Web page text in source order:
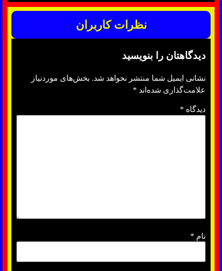
نظرات کاربران
دیدگاهتان را بنویسید
نشانی ایمیل شما منتشر نخواهد شد. بخش‌های موردنیاز
علامت‌گذاری شده‌اند *
دیدگاه *
نام *